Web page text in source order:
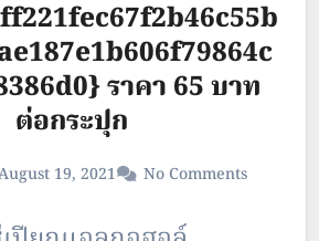
ราคา 65 บาท
ต่อกระปุก
19, 2021 No Comments